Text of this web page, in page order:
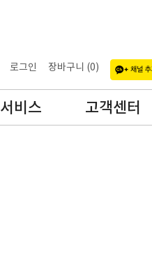
로그인 장바구니 (0)
비스 고객센터